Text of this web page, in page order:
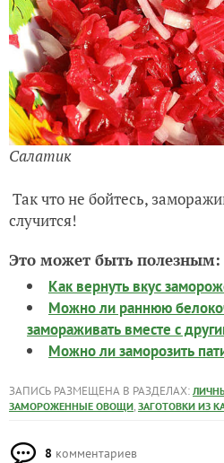
Салатик
Так что не бойтесь,
случится!
Это может быть полезным:
Как вернуть вкус
Можно ли раннюю
замораживать вместе с
Можно ли заморозить
ЗАПИСЬ РАЗМЕЩЕНА В РАЗДЕЛАХ:
ЗАМОРОЖЕННЫЕ ОВОЩИ, ЗАГОТОВКИ ИЗ
8 комментариев